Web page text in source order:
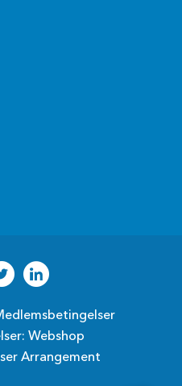
Webshop
Arrangement